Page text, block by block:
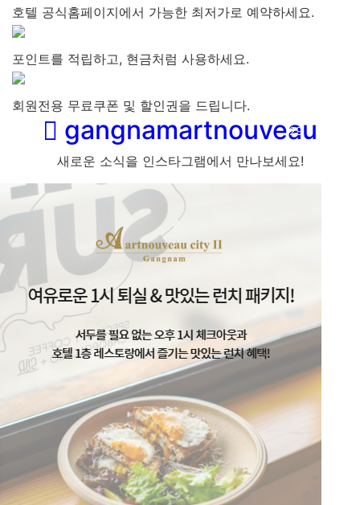
호텔 공식홈페이지에서 가능한 최저가로 예약하세요.
포인트를 적립하고, 현금처럼 사용하세요.
회원전용 무료쿠폰 및 할인권을 드립니다.
gangnamartnouveau
새로운 소식을 인스타그램에서 만나보세요!